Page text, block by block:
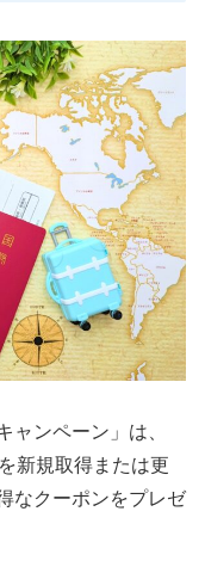
ャンペーン」は、
新規取得または更
なクーポンをプレゼ